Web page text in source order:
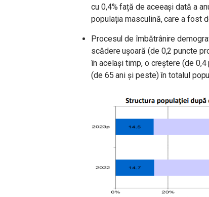
cu 0,4% față de aceeași dată a
populația masculină, care a fost
Procesul de îmbătrânire
scădere ușoară (de 0,2 puncte
în acelaşi timp, o creștere (de
(de 65 ani și peste) în totalul